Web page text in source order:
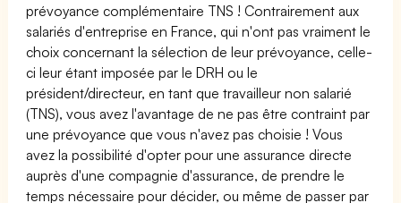
prévoyance complémentaire TNS ! Contrairement aux
salariés d'entreprise en France, qui n'ont pas vraiment le
choix concernant la sélection de leur prévoyance, celle-
ci leur étant imposée par le DRH ou le
président/directeur, en tant que travailleur non salarié
(TNS), vous avez l'avantage de ne pas être contraint par
une prévoyance que vous n'avez pas choisie ! Vous
avez la possibilité d'opter pour une assurance directe
auprès d'une compagnie d'assurance, de prendre le
temps nécessaire pour décider, ou même de passer par